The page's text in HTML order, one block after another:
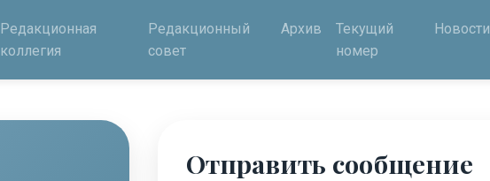
Редакционная
коллегия
Редакционный
совет
Архив
Текущий
номер
Новости
Отправить сообщение